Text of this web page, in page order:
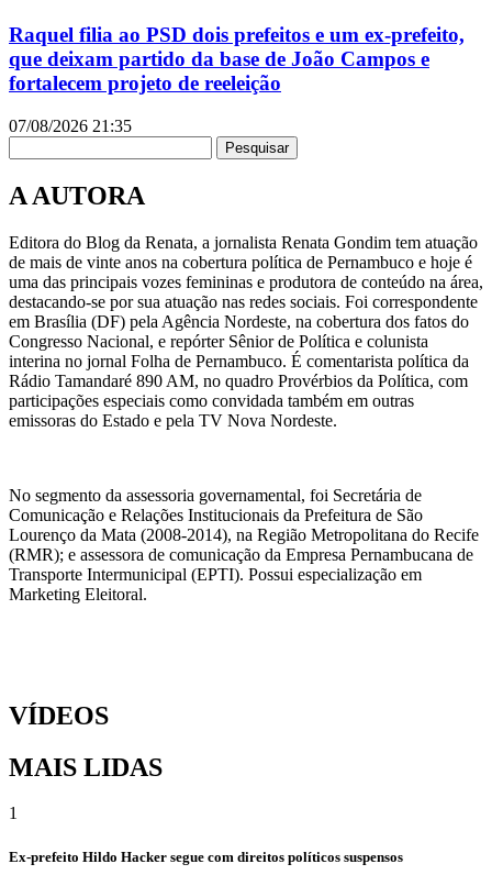
Raquel filia ao PSD dois prefeitos e um ex-prefeito,
que deixam partido da base de João Campos e
fortalecem projeto de reeleição
07/08/2026 21:35
Pesquisar
A AUTORA
Editora do Blog da Renata, a jornalista Renata Gondim tem atuação
de mais de vinte anos na cobertura política de Pernambuco e hoje é
uma das principais vozes femininas e produtora de conteúdo na área,
destacando-se por sua atuação nas redes sociais. Foi correspondente
em Brasília (DF) pela Agência Nordeste, na cobertura dos fatos do
Congresso Nacional, e repórter Sênior de Política e colunista
interina no jornal Folha de Pernambuco. É comentarista política da
Rádio Tamandaré 890 AM, no quadro Provérbios da Política, com
participações especiais como convidada também em outras
emissoras do Estado e pela TV Nova Nordeste.
No segmento da assessoria governamental, foi Secretária de
Comunicação e Relações Institucionais da Prefeitura de São
Lourenço da Mata (2008-2014), na Região Metropolitana do Recife
(RMR); e assessora de comunicação da Empresa Pernambucana de
Transporte Intermunicipal (EPTI). Possui especialização em
Marketing Eleitoral.
VÍDEOS
MAIS LIDAS
1
Ex-prefeito Hildo Hacker segue com direitos políticos suspensos